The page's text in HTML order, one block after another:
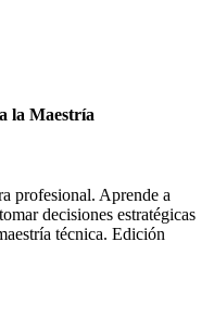
la Maestría
profesional. Aprende a
decisiones estratégicas
técnica. Edición